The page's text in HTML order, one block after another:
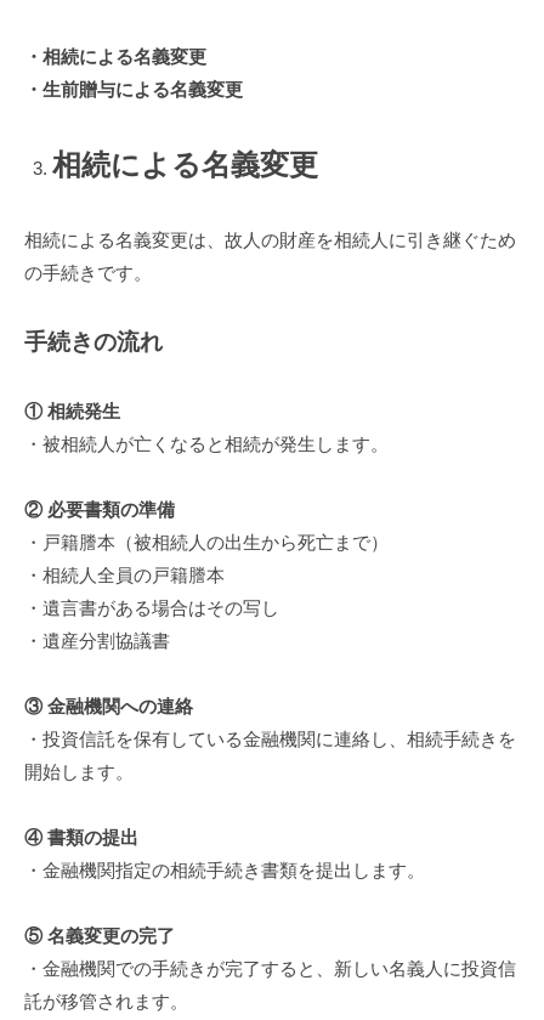
・相続による名義変更
・生前贈与による名義変更
相続による名義変更
相続による名義変更は、故人の財産を相続人に引き継ぐため
の手続きです。
手続きの流れ
① 相続発生
・被相続人が亡くなると相続が発生します。
② 必要書類の準備
・戸籍謄本（被相続人の出生から死亡まで）
・相続人全員の戸籍謄本
・遺言書がある場合はその写し
・遺産分割協議書
③ 金融機関への連絡
・投資信託を保有している金融機関に連絡し、相続手続きを
開始します。
④ 書類の提出
・金融機関指定の相続手続き書類を提出します。
⑤ 名義変更の完了
・金融機関での手続きが完了すると、新しい名義人に投資信
託が移管されます。